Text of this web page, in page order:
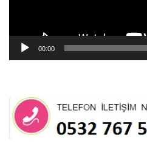
00:00